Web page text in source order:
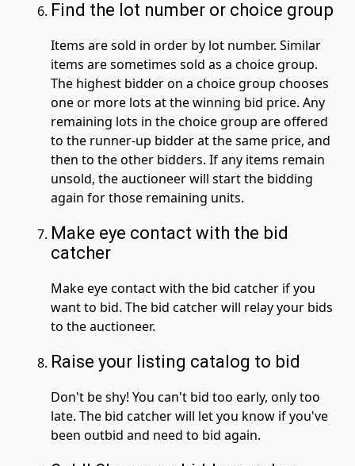
Find the lot number or choice group
Items are sold in order by lot number. Similar
items are sometimes sold as a choice group.
The highest bidder on a choice group chooses
one or more lots at the winning bid price. Any
remaining lots in the choice group are offered
to the runner-up bidder at the same price, and
then to the other bidders. If any items remain
unsold, the auctioneer will start the bidding
again for those remaining units.
Make eye contact with the bid
catcher
Make eye contact with the bid catcher if you
want to bid. The bid catcher will relay your bids
to the auctioneer.
Raise your listing catalog to bid
Don't be shy! You can't bid too early, only too
late. The bid catcher will let you know if you've
been outbid and need to bid again.